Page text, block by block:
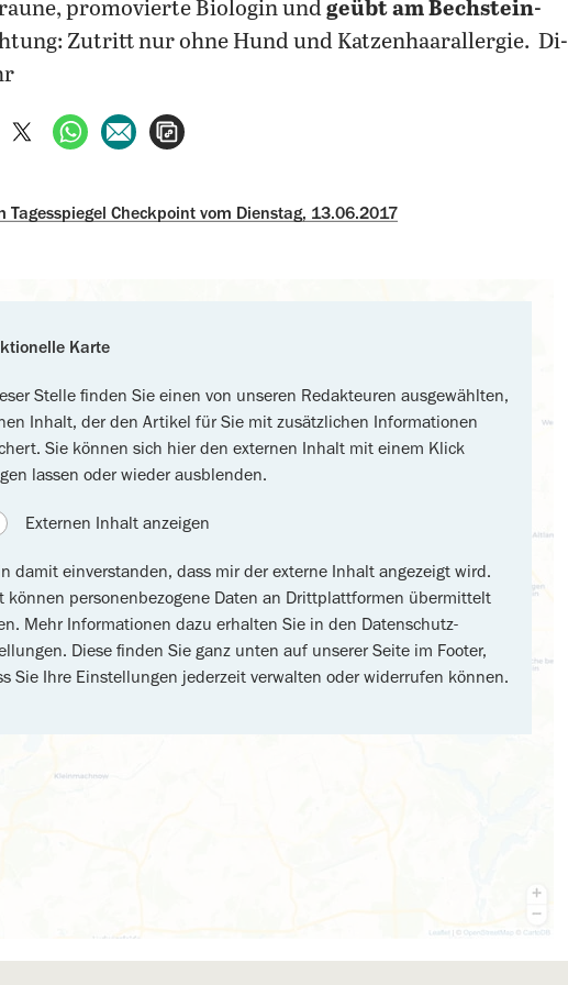
promovierte Biologin undgeübt am Bechstein-
Zutritt nur ohne Hund und Katzenhaarallergie. Di-
auf Facebook teilen
auf X teilenper WhatsApp teilen
per E-Mail teilen
Tagesspiegel Checkpoint vom Dienstag, 13.06.2017
Karte
Stelle finden Sie einen von unseren Redakteuren ausgewählten,
Inhalt, der den Artikel für Sie mit zusätzlichen Informationen
Sie können sich hier den externen Inhalt mit einem Klick
lassen oder wieder ausblenden.
Externen Inhalt anzeigen
damit einverstanden, dass mir der externe Inhalt angezeigt wird.
können personenbezogene Daten an Drittplattformen übermittelt
Mehr Informationen dazu erhalten Sie in den Datenschutz-
Diese finden Sie ganz unten auf unserer Seite im Footer,
Sie Ihre Einstellungen jederzeit verwalten oder widerrufen können.